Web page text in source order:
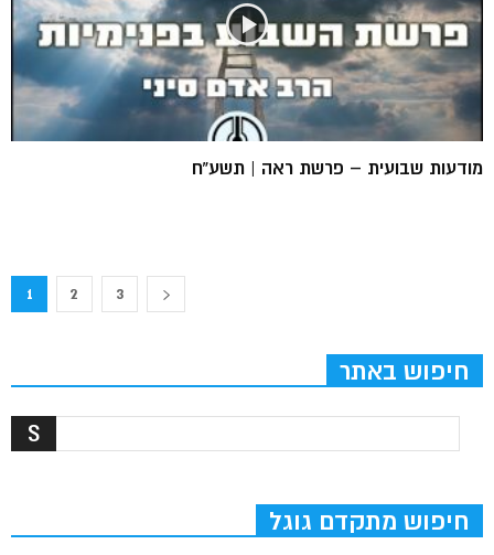
מודעות שבועית – פרשת ראה | תשע”ח
1 2 3
חיפוש באתר
חיפוש מתקדם גוגל